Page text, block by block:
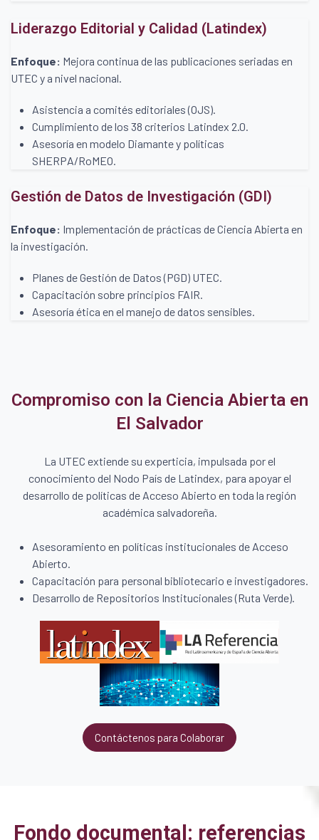
Liderazgo Editorial y Calidad (Latindex)
Enfoque: Mejora continua de las publicaciones seriadas en
UTEC y a nivel nacional.
Asistencia a comités editoriales (OJS).
Cumplimiento de los 38 criterios Latindex 2.0.
Asesoría en modelo Diamante y políticas
SHERPA/RoMEO.
Gestión de Datos de Investigación (GDI)
Enfoque: Implementación de prácticas de Ciencia Abierta en
la investigación.
Planes de Gestión de Datos (PGD) UTEC.
Capacitación sobre principios FAIR.
Asesoría ética en el manejo de datos sensibles.
Compromiso con la Ciencia Abierta en
El Salvador
La UTEC extiende su experticia, impulsada por el
conocimiento del Nodo País de Latindex, para apoyar el
desarrollo de políticas de Acceso Abierto en toda la región
académica salvadoreña.
Asesoramiento en políticas institucionales de Acceso
Abierto.
Capacitación para personal bibliotecario e investigadores.
Desarrollo de Repositorios Institucionales (Ruta Verde).
Contáctenos para Colaborar
Fondo documental: referencias